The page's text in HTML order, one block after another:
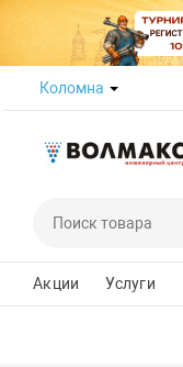
Коломна
Акции Услуги